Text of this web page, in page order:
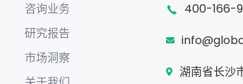
咨询业务
研究报告
市场洞察
400-166-
湖南省长沙